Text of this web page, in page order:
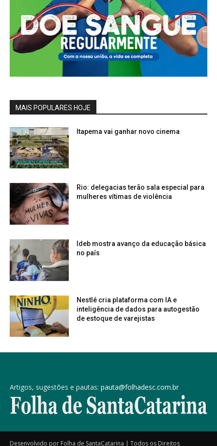
MAIS POPULARES HOJE
Itapema vai ganhar novo cinema
Rio: delegacias terão sala especial para
mulheres vítimas de violência
Ideb mostra avanço da educação básica
no país
Nestlé cria plataforma com IA e
inteligência de dados para autogestão
de estoque de varejistas
Artigos, sugestões e pautas: pauta@folhadesc.com.br
Desenvolvido por Folha de SantaCatarina | Todos os Direitos